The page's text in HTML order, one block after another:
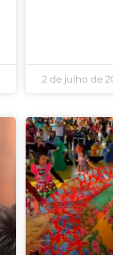
2 de julho de